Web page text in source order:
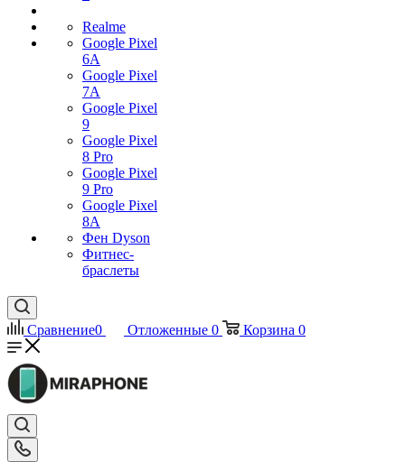
Realme
Google Pixel
6A
Google Pixel
7А
Google Pixel
9
Google Pixel
8 Pro
Google Pixel
9 Pro
Google Pixel
8A
Фен Dyson
Фитнес-
браслеты
Сравнение0 Отложенные 0 Корзина 0